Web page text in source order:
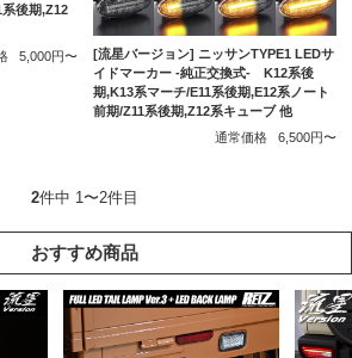
後期,Z12
5,000円〜
[流星バージョン] ニッサンTYPE1 LEDサ
イドマーカー -純正交換式- K12系後
期,K13系マーチ/E11系後期,E12系ノート
前期/Z11系後期,Z12系キューブ 他
通常価格
6,500円〜
2件中 1〜2件目
おすすめ商品